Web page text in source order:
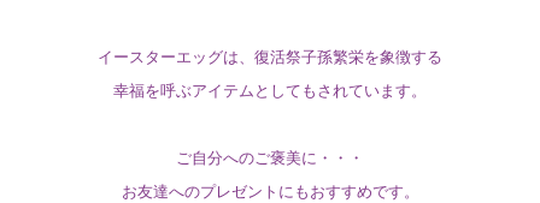
イースターエッグは、復活祭子孫繁栄を象徴する
幸福を呼ぶアイテムとしてもされています。
ご自分へのご褒美に・・・
お友達へのプレゼントにもおすすめです。